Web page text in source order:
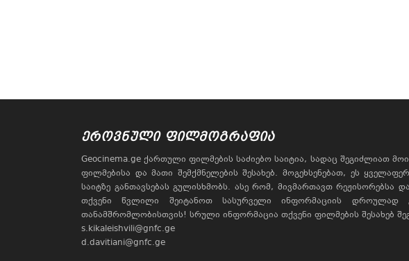
ᲔᲠᲝᲕᲜᲣᲚᲘ ᲤᲘᲚᲛᲝᲒᲠᲐᲤᲘᲐ
Geocinema.ge ქართული ფილმების საძიებო საიტია, სადაც შეგიძლიათ
ფილმებისა და მათი შემქმნელების შესახებ. მოგეხსენებათ, ეს
საიტზე განთავსებას გულისხმობს. ასე რომ, მივმართავთ რეჟისორებსა
თქვენი წვლილი შეიტანოთ სასურველი ინფორმაციის დროულად
თანამშრომლობისთვის! სრული ინფორმაცია თქვენი ფილმების შესახებ
s.kikaleishvili@gnfc.ge
d.davitiani@gnfc.ge